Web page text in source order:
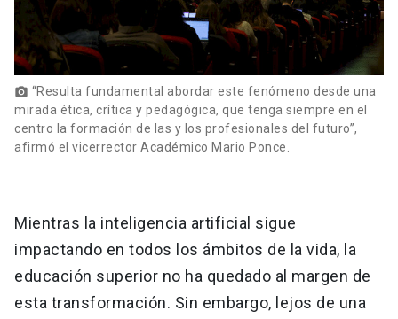
photo_camera “Resulta fundamental abordar este fenómeno desde una
mirada ética, crítica y pedagógica, que tenga siempre en el
centro la formación de las y los profesionales del futuro”,
afirmó el vicerrector Académico Mario Ponce.
Mientras la inteligencia artificial sigue
impactando en todos los ámbitos de la vida, la
educación superior no ha quedado al margen de
esta transformación. Sin embargo, lejos de una